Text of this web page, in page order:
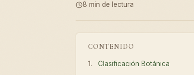
8 min de lectura
CONTENIDO
Clasificación Botánica